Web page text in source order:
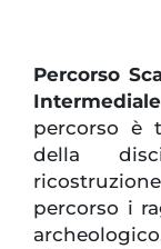
Percorso
percorso è
della
percorso i